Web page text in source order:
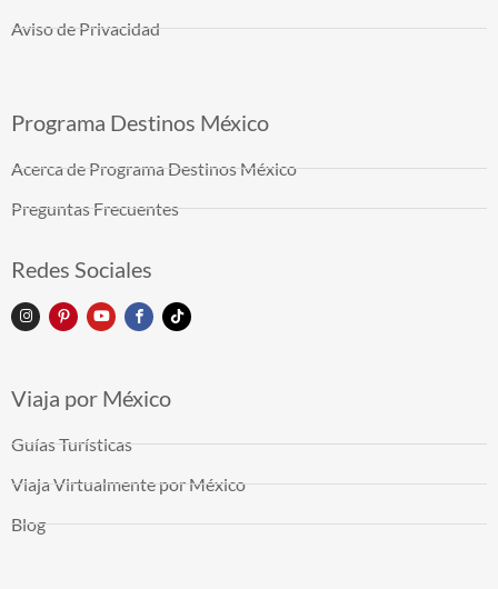
Aviso de Privacidad
Programa Destinos México
Acerca de Programa Destinos México
Preguntas Frecuentes
Redes Sociales
Viaja por México
Guías Turísticas
Viaja Virtualmente por México
Blog